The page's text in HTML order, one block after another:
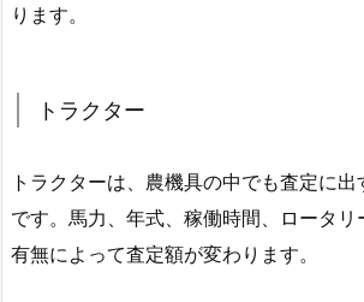
ります。
トラクター
トラクターは、農機具の中でも査定に
です。馬力、年式、稼働時間、ロータ
有無によって査定額が変わります。